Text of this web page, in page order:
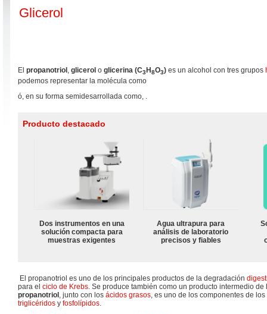
Glicerol
El propanotriol , glicerol o glicerina (C3H8O3) es un alcohol con tres grupos
podemos representar la molécula como
ó, en su forma semidesarrollada como, .
Producto destacado
Dos instrumentos en una
solución compacta para
muestras exigentes
Agua ultrapura para
análisis de laboratorio
precisos y fiables
El propanotriol es uno de los principales productos de la degradación
para el ciclo de Krebs. Se produce también como un producto intermedio
propanotriol , junto con los ácidos grasos, es uno de los componentes de los
triglicéridos y fosfolípidos.